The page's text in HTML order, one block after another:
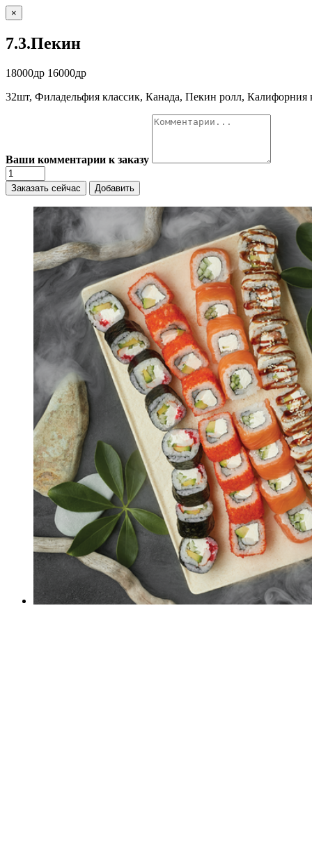
×
7.3.Пекин
18000др 16000др
32шт, Филадельфия классик, Канада, Пекин ролл, Калифорния
Ваши комментарии к заказу
Заказать сейчас Добавить